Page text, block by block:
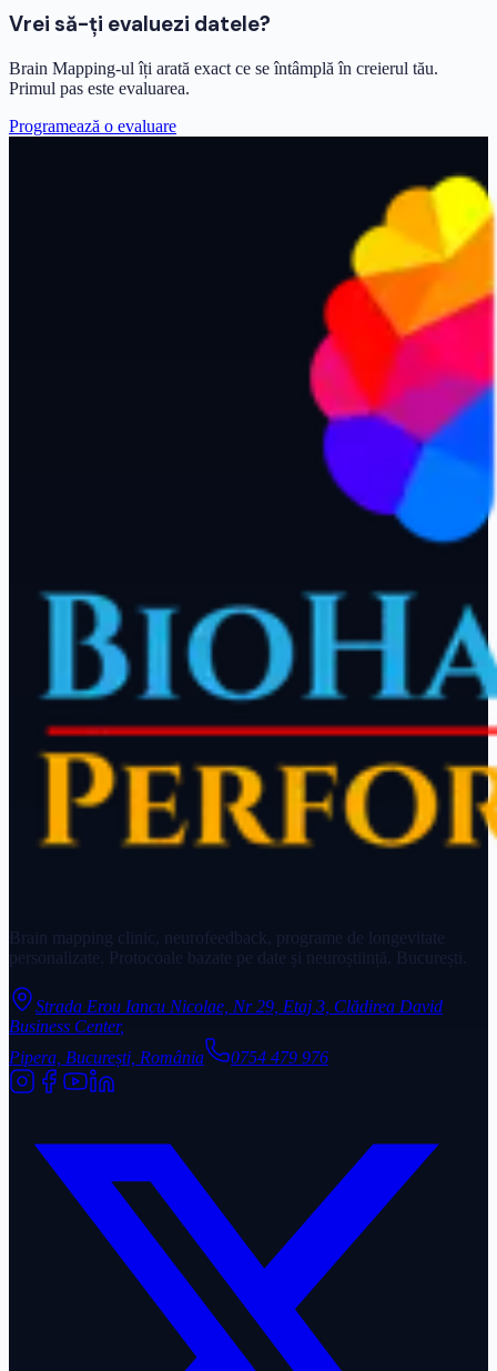
Vrei să-ți evaluezi datele?
Brain Mapping-ul îți arată exact ce se întâmplă în creierul tău.
Primul pas este evaluarea.
Programează o evaluare
Brain mapping clinic, neurofeedback, programe de longevitate
personalizate. Protocoale bazate pe date și neuroștiință. București.
Strada Erou Iancu Nicolae, Nr 29, Etaj 3, Clădirea David
Business Center,
Pipera, București, România
0754 479 976